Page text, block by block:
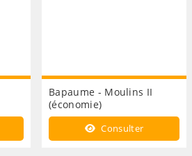
Bapaume - Moulins II
(économie)
Consulter